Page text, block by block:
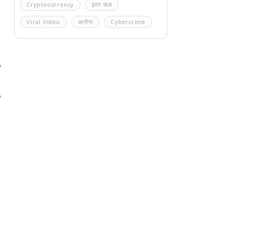
Cryptocurrency इतर खेळ
Viral Video आरोग्य Cybercrime